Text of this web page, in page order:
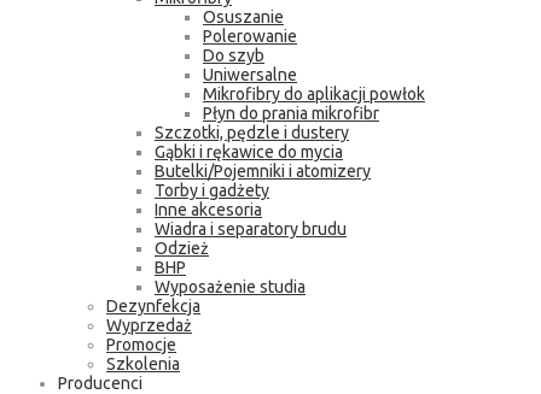
Osuszanie
Polerowanie
Do szyb
Uniwersalne
Mikrofibry do aplikacji powłok
Płyn do prania mikrofibr
Szczotki, pędzle i dustery
Gąbki i rękawice do mycia
Butelki/Pojemniki i atomizery
Torby i gadżety
Inne akcesoria
Wiadra i separatory brudu
Odzież
BHP
Wyposażenie studia
Dezynfekcja
Wyprzedaż
Promocje
Szkolenia
Producenci